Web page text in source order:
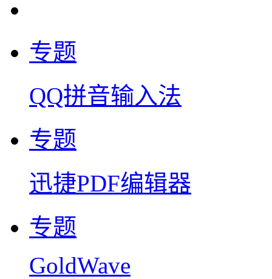
专题
QQ拼音输入法
专题
迅捷PDF编辑器
专题
GoldWave